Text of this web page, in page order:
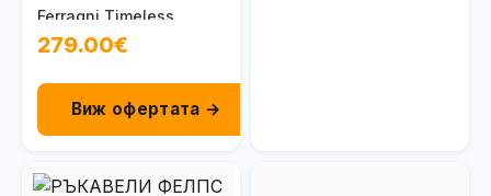
Ferragni Timeless
R1953102501
279.00€
Виж офертата →